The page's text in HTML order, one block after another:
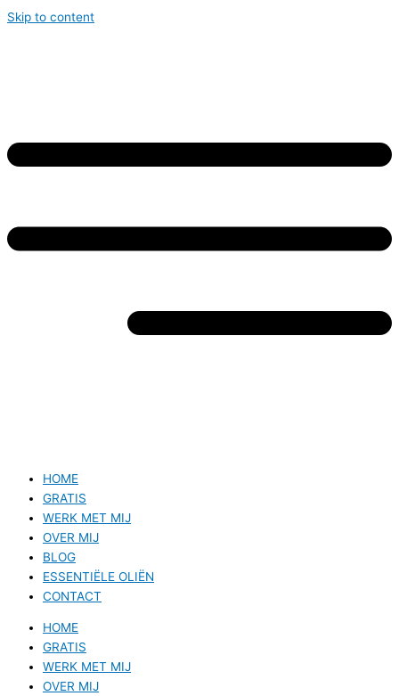
Skip to content
HOME
GRATIS
WERK MET MIJ
OVER MIJ
BLOG
ESSENTIËLE OLIËN
CONTACT
HOME
GRATIS
WERK MET MIJ
OVER MIJ